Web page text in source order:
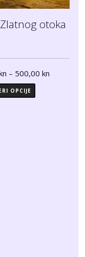
otoka
– 500,00 kn
OPCIJE